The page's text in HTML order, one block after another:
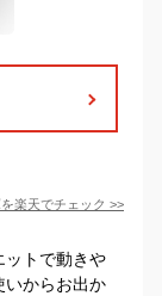
楽天でチェック >>
ットで動きや
いからお出か